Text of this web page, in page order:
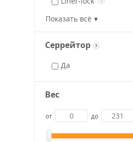
Титан ?
Полимер
Slip joint
Crossbar-lock
Показать всё
Серрейтор ?
Да
Вес
от до